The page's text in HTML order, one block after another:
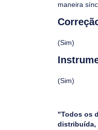
maneira
(Sim)
(Sim)
"Todos os
distribuída,